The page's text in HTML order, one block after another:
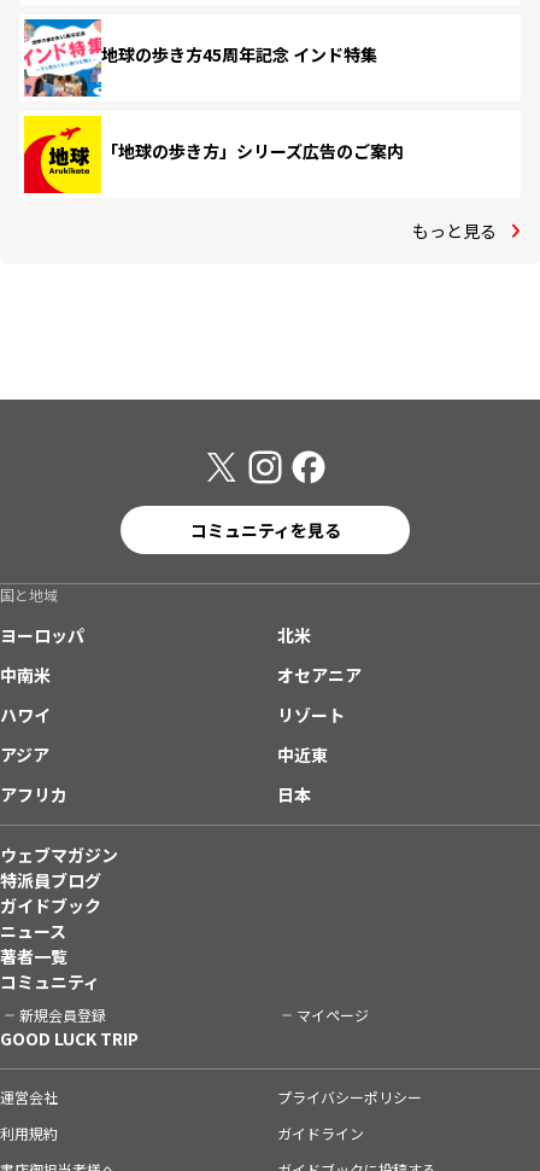
地球の歩き方45周年記念 インド特集
「地球の歩き方」シリーズ広告のご案内
もっと見る
コミュニティを見る
国と地域
ヨーロッパ
北米
中南米
オセアニア
ハワイ
リゾート
アジア
中近東
アフリカ
日本
ウェブマガジン
特派員ブログ
ガイドブック
ニュース
著者一覧
コミュニティ
新規会員登録 マイページ
GOOD LUCK TRIP
運営会社
プライバシーポリシー
利用規約
ガイドライン